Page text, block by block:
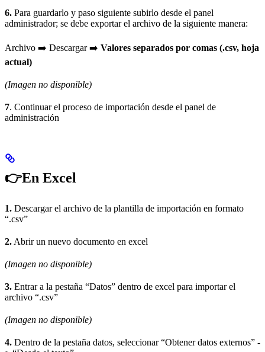
6. Para guardarlo y paso siguiente subirlo desde el panel
administrador; se debe exportar el archivo de la siguiente manera:
Archivo ➡️ Descargar ➡️ Valores separados por comas (.csv, hoja
actual)
(Imagen no disponible)
7. Continuar el proceso de importación desde el panel de
administración
👉En Excel
1. Descargar el archivo de la plantilla de importación en formato
“.csv”
2. Abrir un nuevo documento en excel
(Imagen no disponible)
3. Entrar a la pestaña “Datos” dentro de excel para importar el
archivo “.csv”
(Imagen no disponible)
4. Dentro de la pestaña datos, seleccionar “Obtener datos externos” -